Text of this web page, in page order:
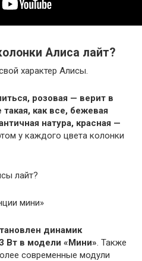
Алиса лайт?
характер Алисы.
розовая — верит в
как все, бежевая
натура, красная —
у каждого цвета колонки
лайт?
мини»
динамик
Вт в модели «Мини». Также
современные модули